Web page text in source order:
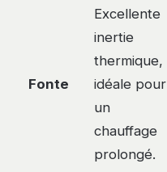
Fonte
Excellente
inertie
thermique,
idéale pour
un
chauffage
prolongé.